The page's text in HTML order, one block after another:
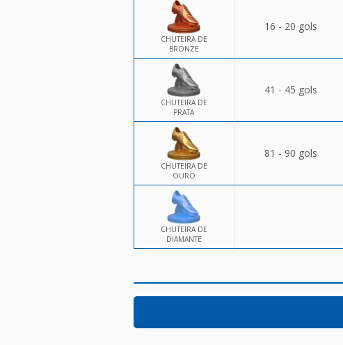
CHUTEIRA DE
BRONZE
16 - 20 gols
CHUTEIRA DE
PRATA
41 - 45 gols
CHUTEIRA DE
OURO
81 - 90 gols
CHUTEIRA DE
DIAMANTE